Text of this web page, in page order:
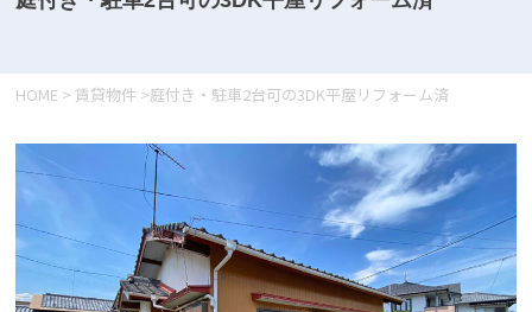
HOME >賃貸物件 >庭付き・駐車2台可の3DK平屋リフォーム済